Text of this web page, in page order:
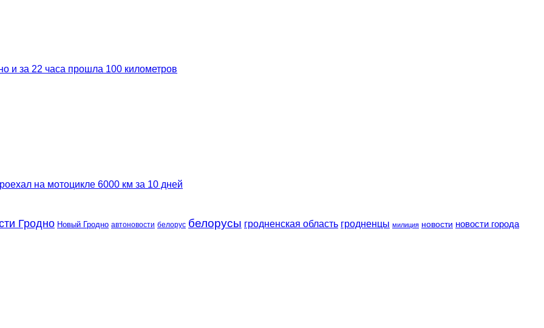
и за 22 часа прошла 100 километров
на мотоцикле 6000 км за 10 дней
Гродно Новый Гродно автоновости белорус белорусы гродненская область гродненцы милиция новости новости города